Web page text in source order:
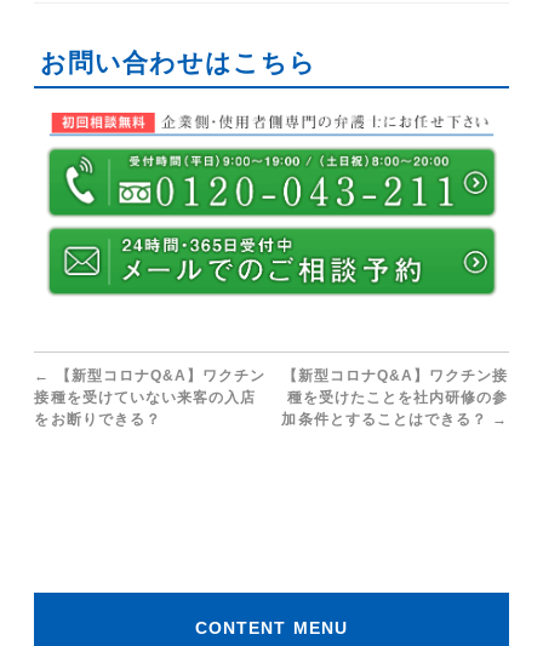
お問い合わせはこちら
←
【新型コロナQ&A】ワクチン
接種を受けていない来客の入店
をお断りできる？
【新型コロナQ&A】ワクチン接
種を受けたことを社内研修の参
加条件とすることはできる？
→
CONTENT MENU